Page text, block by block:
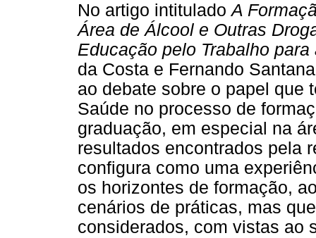
No artigo intituladoA
Área de Álcool e Outras
Educação pelo Trabalho para
da Costa e Fernando
ao debate sobre o papel que
Saúde no processo de
graduação, em especial na
resultados encontrados pela
configura como uma
os horizontes de formação,
cenários de práticas, mas
considerados, com vistas ao